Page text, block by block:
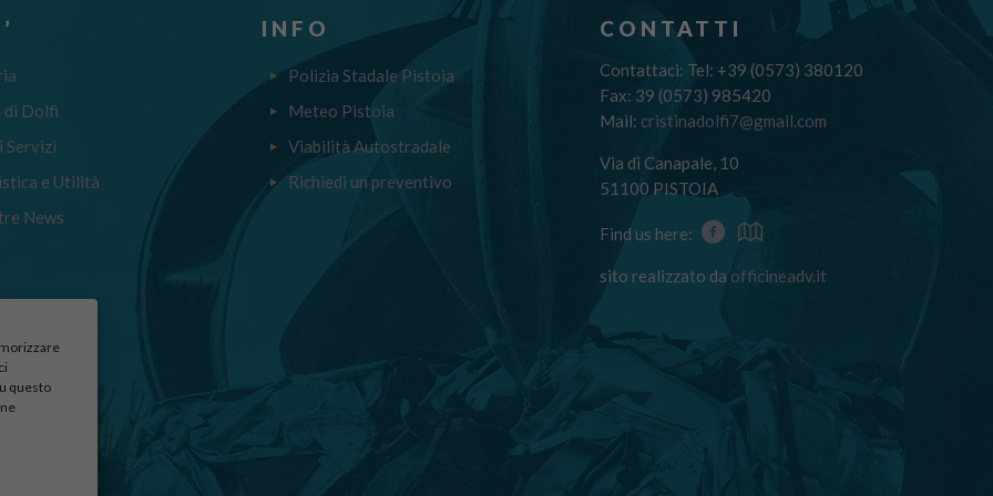
questo
di Dolfi
Servizi
e Utilità
News
INFO
Polizia Stadale Pistoia
Meteo Pistoia
Viabilità Autostradale
Richiedi un preventivo
CONTATTI
Contattaci: Tel: +39 (0573) 380120
Fax: 39 (0573) 985420
Mail: cristinadolfi7@gmail.com
Via di Canapale, 10
51100 PISTOIA
Find us here:
sito realizzato da officineadv.it